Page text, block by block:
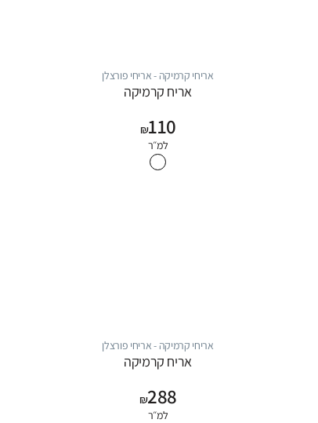
אריחי קרמיקה - אריחי פורצלן
אריח קרמיקה
₪110
למ״ר
אריחי קרמיקה - אריחי פורצלן
אריח קרמיקה
₪288
למ״ר